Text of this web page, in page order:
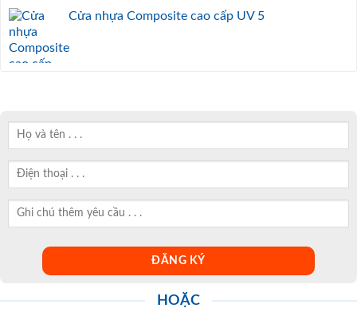
Cửa nhựa Composite cao cấp UV 5
HOẶC